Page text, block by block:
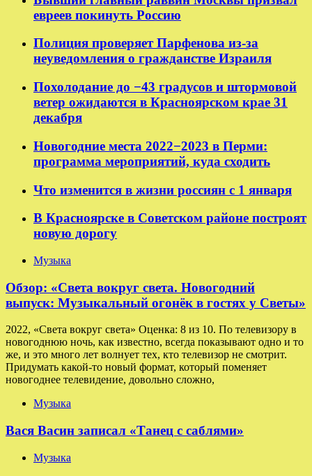
евреев покинуть Россию
Полиция проверяет Парфенова из-за
неуведомления о гражданстве Израиля
Похолодание до −43 градусов и штормовой
ветер ожидаются в Красноярском крае 31
декабря
Новогодние места 2022−2023 в Перми:
программа мероприятий, куда сходить
Что изменится в жизни россиян с 1 января
В Красноярске в Советском районе построят
новую дорогу
Музыка
Обзор: «Света вокруг света. Новогодний
выпуск: Музыкальный огонёк в гостях у Светы»
2022, «Света вокруг света» Оценка: 8 из 10. По телевизору в
новогоднюю ночь, как известно, всегда показывают одно и то
же, и это много лет волнует тех, кто телевизор не смотрит.
Придумать какой-то новый формат, который поменяет
новогоднее телевидение, довольно сложно,
Музыка
Вася Васин записал «Танец с саблями»
Музыка